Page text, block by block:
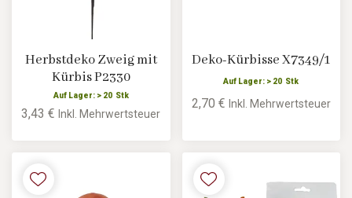
Herbstdeko Zweig mit
Kürbis P2330
Auf Lager: > 20 Stk
3,43 €Inkl. Mehrwertsteuer
Deko-Kürbisse X7349/1
Auf Lager: > 20 Stk
2,70 € Inkl. Mehrwertsteuer